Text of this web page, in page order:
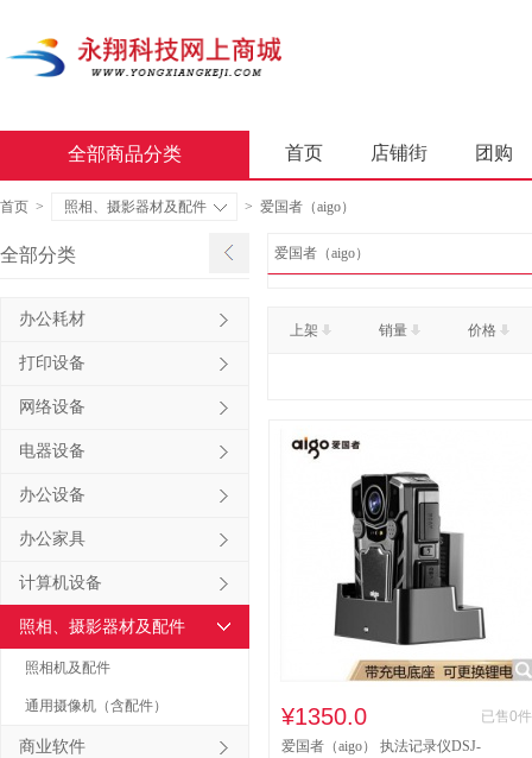
全部商品分类 首页 店铺街 团购
商业软件
屏风类
轻金属床类 木制床类
台式计算机（含一体机台式
金属骨架为主的椅凳类
其他床类 竹制、藤制等
木制台、桌类 钢塑台、
台、桌类 木质柜类
音视频矩阵 视频会议会
首页 > 照相、摄影器材及配件 > 爱国者（aigo）
全部分类
办公耗材
打印设备
网络设备
电器设备
办公设备
办公家具
计算机设备
照相、摄影器材及配件
照相机及配件
通用摄像机（含配件）
商业软件
爱国者（aigo）
上架 销量 价格
¥1350.0
已售0件
爱国者（aigo） 执法记录仪DSJ-